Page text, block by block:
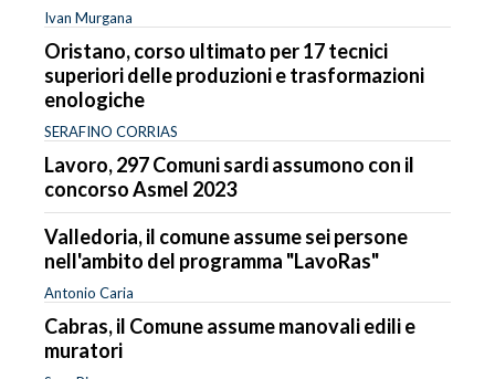
Ivan Murgana
Oristano, corso ultimato per 17 tecnici
superiori delle produzioni e trasformazioni
enologiche
SERAFINO CORRIAS
Lavoro, 297 Comuni sardi assumono con il
concorso Asmel 2023
Valledoria, il comune assume sei persone
nell'ambito del programma "LavoRas"
Antonio Caria
Cabras, il Comune assume manovali edili e
muratori